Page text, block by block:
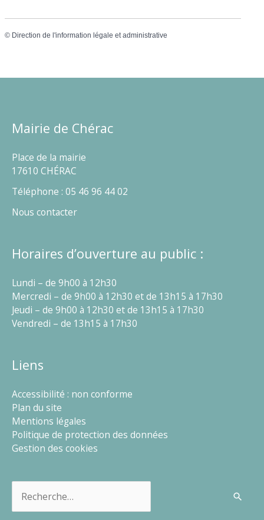
© Direction de l'information légale et administrative
Mairie de Chérac
Place de la mairie
17610 CHÉRAC
Téléphone : 05 46 96 44 02
Nous contacter
Horaires d’ouverture au public :
Lundi – de 9h00 à 12h30
Mercredi – de 9h00 à 12h30 et de 13h15 à 17h30
Jeudi – de 9h00 à 12h30 et de 13h15 à 17h30
Vendredi – de 13h15 à 17h30
Liens
Accessibilité : non conforme
Plan du site
Mentions légales
Politique de protection des données
Gestion des cookies